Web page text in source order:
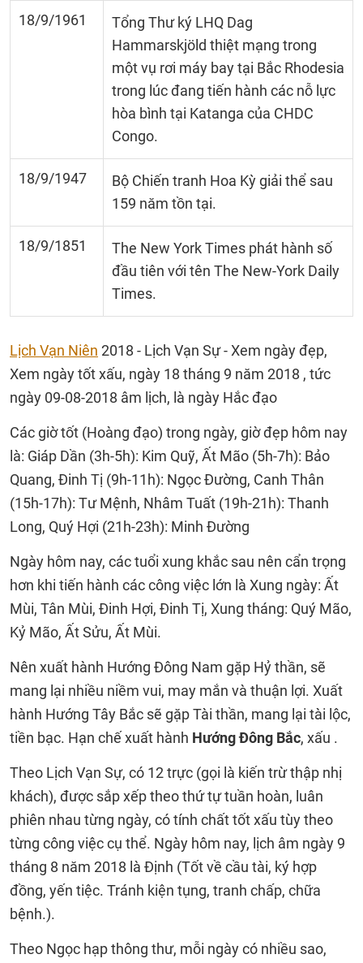
18/9/1961
Tổng Thư ký LHQ Dag
Hammarskjöld thiệt mạng trong
một vụ rơi máy bay tại Bắc Rhodesia
trong lúc đang tiến hành các nỗ lực
hòa bình tại Katanga của CHDC
Congo.
18/9/1947
Bộ Chiến tranh Hoa Kỳ giải thể sau
159 năm tồn tại.
18/9/1851
The New York Times phát hành số
đầu tiên với tên The New-York Daily
Times.
Lịch Vạn Niên 2018 - Lịch Vạn Sự - Xem ngày đẹp,
Xem ngày tốt xấu, ngày 18 tháng 9 năm 2018 , tức
ngày 09-08-2018 âm lịch, là ngày Hắc đạo
Các giờ tốt (Hoàng đạo) trong ngày, giờ đẹp hôm nay
là: Giáp Dần (3h-5h): Kim Quỹ, Ất Mão (5h-7h): Bảo
Quang, Đinh Tị (9h-11h): Ngọc Đường, Canh Thân
(15h-17h): Tư Mệnh, Nhâm Tuất (19h-21h): Thanh
Long, Quý Hợi (21h-23h): Minh Đường
Ngày hôm nay, các tuổi xung khắc sau nên cẩn trọng
hơn khi tiến hành các công việc lớn là Xung ngày: Ất
Mùi, Tân Mùi, Đinh Hợi, Đinh Tị, Xung tháng: Quý Mão,
Kỷ Mão, Ất Sửu, Ất Mùi.
Nên xuất hành Hướng Đông Nam gặp Hỷ thần, sẽ
mang lại nhiều niềm vui, may mắn và thuận lợi. Xuất
hành Hướng Tây Bắc sẽ gặp Tài thần, mang lại tài lộc,
tiền bạc. Hạn chế xuất hành Hướng Đông Bắc, xấu .
Theo Lịch Vạn Sự, có 12 trực (gọi là kiến trừ thập nhị
khách), được sắp xếp theo thứ tự tuần hoàn, luân
phiên nhau từng ngày, có tính chất tốt xấu tùy theo
từng công việc cụ thể. Ngày hôm nay, lịch âm ngày 9
tháng 8 năm 2018 là Định (Tốt về cầu tài, ký hợp
đồng, yến tiệc. Tránh kiện tụng, tranh chấp, chữa
bệnh.).
Theo Ngọc hạp thông thư, mỗi ngày có nhiều sao,